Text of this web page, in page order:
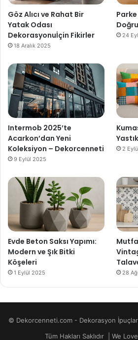
Göz Alıcı ve Rahat Bir
Yatak Odası
Dekorasyonuİçin Fikirler
18 Aralık 2025
24
Intermob 2025’te
Acarkon’dan Yeni
Koleksiyon – Dekorcenneti
9 Eylül 2025
2
Evde Beton Saksı Yapımı:
Modern ve Şık Bitki
Köşeleri
1 Eylül 2025 28
© Dekorcenneti.com - Dekorasyon
Tüm Hakları Saklıdır | We